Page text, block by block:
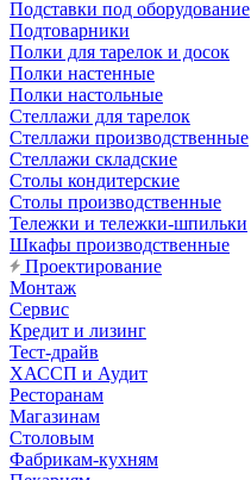
Подставки под оборудование
Подтоварники
Полки для тарелок и досок
Полки настенные
Полки настольные
Стеллажи для тарелок
Стеллажи производственные
Стеллажи складские
Столы кондитерские
Столы производственные
Тележки и тележки-шпильки
Шкафы производственные
Проектирование
Монтаж
Сервис
Кредит и лизинг
Тест-драйв
ХАССП и Аудит
Ресторанам
Магазинам
Столовым
Фабрикам-кухням